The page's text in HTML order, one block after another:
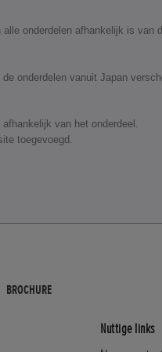
onderdelen afhankelijk is van
onderdelen vanuit Japan
van het onderdeel.
toegevoegd.
BROCHURE
Nuttige links